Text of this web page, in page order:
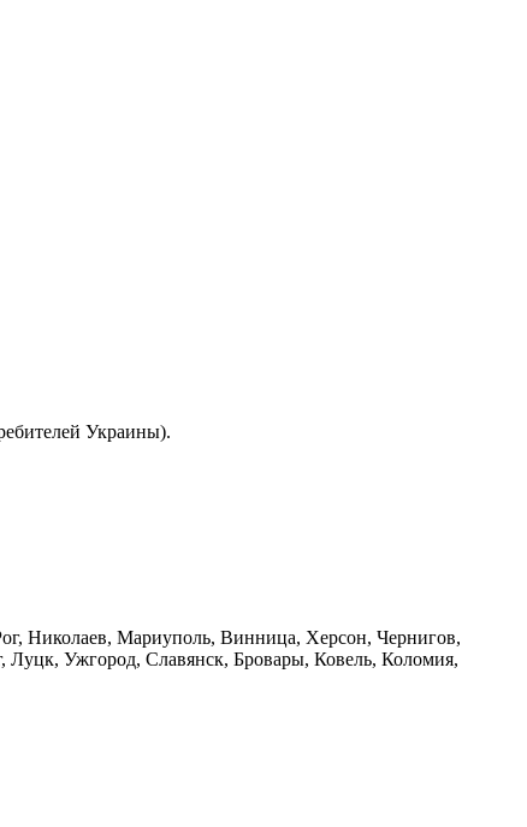
Украины).
Николаев, Мариуполь, Винница, Херсон, Чернигов,
Ужгород, Славянск, Бровары, Ковель, Коломия,